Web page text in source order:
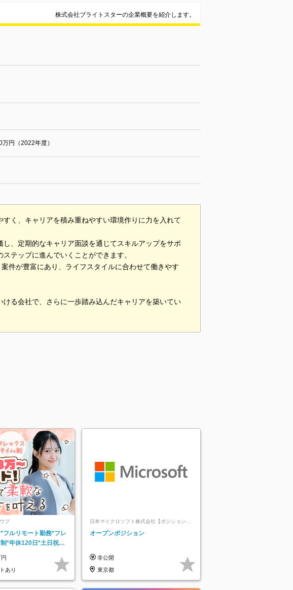
株式会社ブライトスターの企業概要を紹介します。
円（2022年度）
く、キャリアを積み重ねやすい環境作りに力を入れて
、定期的なキャリア面談を通じてスキルアップをサポ
テップに進んでいくことができます。
件が豊富にあり、ライフスタイルに合わせて働きやす
る会社で、さらに一歩踏み込んだキャリアを築いてい
ブ
フルリモート勤務*フレ
*年休120日*土日祝休
あり
日本マイクロソフト株式会社【ポジションマ
ッチ登録】
オープンポジション
非公開
東京都